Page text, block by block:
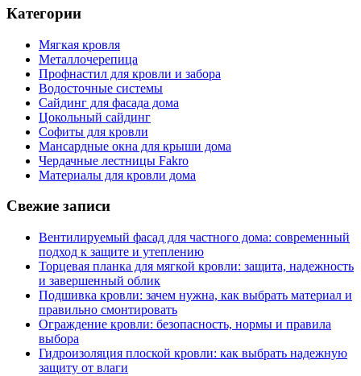
Категории
Мягкая кровля
Металлочерепица
Профнастил для кровли и забора
Водосточные системы
Сайдинг для фасада дома
Цокольный сайдинг
Софиты для кровли
Мансардные окна для крыши дома
Чердачные лестницы Fakro
Материалы для кровли дома
Свежие записи
Вентилируемый фасад для частного дома: современный
подход к защите и утеплению
Торцевая планка для мягкой кровли: защита, надежность
и завершенный облик
Подшивка кровли: зачем нужна, как выбрать материал и
правильно смонтировать
Ограждение кровли: безопасность, нормы и правила
выбора
Гидроизоляция плоской кровли: как выбрать надежную
защиту от влаги